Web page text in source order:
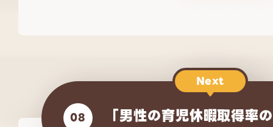
08
Next
「男性の育児休暇取得率